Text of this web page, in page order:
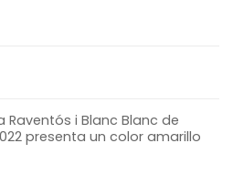
Raventós i Blanc Blanc de
presenta un color amarillo